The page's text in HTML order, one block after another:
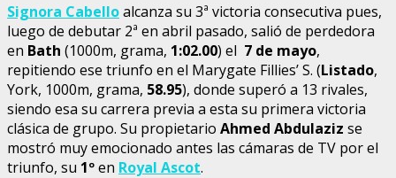
Signora Cabelloalcanza su 3ª victoria consecutiva pues,
luego de debutar 2ª en abril pasado, salió de perdedora
en Bath (1000m, grama, 1:02.00) el 7 de mayo,
repitiendo ese triunfo en el Marygate Fillies’ S. (Listado,
York, 1000m, grama, 58.95), donde superó a 13 rivales,
siendo esa su carrera previa a esta su primera victoria
clásica de grupo. Su propietario Ahmed Abdulaziz se
mostró muy emocionado antes las cámaras de TV por el
triunfo, su 1ºen Royal Ascot.